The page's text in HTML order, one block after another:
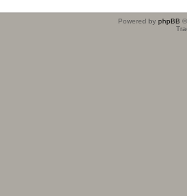
Powered by phpBB